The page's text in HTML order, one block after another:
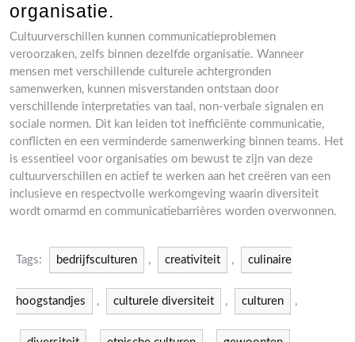
organisatie.
Cultuurverschillen kunnen communicatieproblemen
veroorzaken, zelfs binnen dezelfde organisatie. Wanneer
mensen met verschillende culturele achtergronden
samenwerken, kunnen misverstanden ontstaan door
verschillende interpretaties van taal, non-verbale signalen en
sociale normen. Dit kan leiden tot inefficiënte communicatie,
conflicten en een verminderde samenwerking binnen teams. Het
is essentieel voor organisaties om bewust te zijn van deze
cultuurverschillen en actief te werken aan het creëren van een
inclusieve en respectvolle werkomgeving waarin diversiteit
wordt omarmd en communicatiebarrières worden overwonnen.
Tags: bedrijfsculturen , creativiteit , culinaire
hoogstandjes , culturele diversiteit , culturen ,